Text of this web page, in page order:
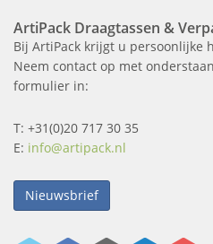
ArtiPack Draagtassen &
Bij ArtiPack krijgt u persoonlijke
Neem contact op met
formulier in:
T: +31(0)20 717 30 35
E: info@artipack.nl
Nieuwsbrief